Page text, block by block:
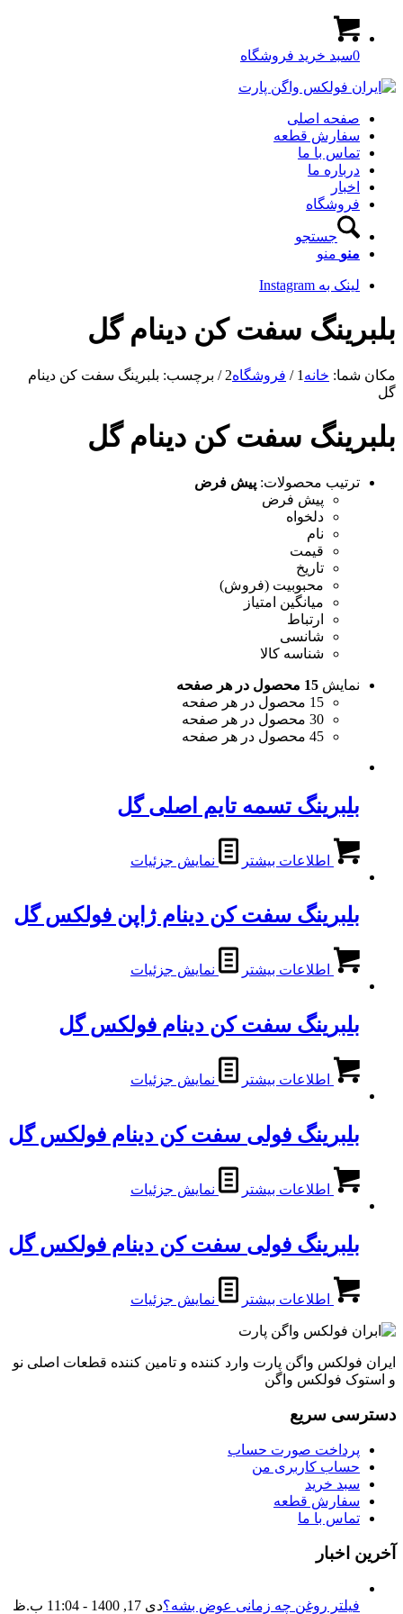
0سبد خرید فروشگاه
صفحه اصلی
سفارش قطعه
تماس با ما
درباره ما
اخبار
فروشگاه
جستجو
منو منو
لینک به Instagram
بلبرینگ سفت کن دینام گل
مکان شما: خانه 1
/ فروشگاه2
/ برچسب: بلبرینگ سفت کن دینام
گل
بلبرینگ سفت کن دینام گل
ترتیب محصولات: پیش فرض
پیش فرض
دلخواه
نام
قیمت
تاریخ
محبوبیت (فروش)
میانگین امتیاز
ارتباط
شانسی
شناسه کالا
نمایش 15 محصول در هر صفحه
15 محصول در هر صفحه
30 محصول در هر صفحه
45 محصول در هر صفحه
بلبرینگ تسمه تایم اصلی گل
اطلاعات بیشتر نمایش جزئیات
بلبرینگ سفت کن دینام ژاپن فولکس گل
اطلاعات بیشتر نمایش جزئیات
بلبرینگ سفت کن دینام فولکس گل
اطلاعات بیشتر نمایش جزئیات
بلبرینگ فولی سفت کن دینام فولکس گل
اطلاعات بیشتر نمایش جزئیات
بلبرینگ فولی سفت کن دینام فولکس گل
اطلاعات بیشتر نمایش جزئیات
ایران فولکس واگن پارت وارد کننده و تامین کننده قطعات اصلی نو
و استوک فولکس واگن
دسترسی سریع
پرداخت صورت حساب
حساب کاربری من
سبد خرید
سفارش قطعه
تماس با ما
آخرین اخبار
فیلتر روغن چه زمانی عوض بشه؟دی 17, 1400 - 11:04 ب.ظ